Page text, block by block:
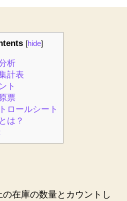
[hide]
析
計表
ト
票
ロールシート
は？
在庫の数量とカウントし